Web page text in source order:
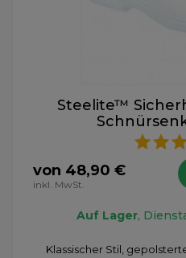
Steelite™
von 48,90 €
inkl. MwSt.
Auf Lager,
Klassischer Stil,